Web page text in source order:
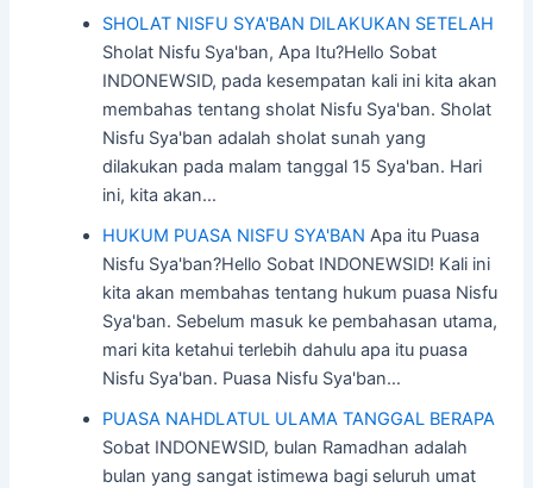
SHOLAT NISFU SYA'BAN DILAKUKAN SETELAH
Sholat Nisfu Sya'ban, Apa Itu?Hello Sobat
INDONEWSID, pada kesempatan kali ini kita akan
membahas tentang sholat Nisfu Sya'ban. Sholat
Nisfu Sya'ban adalah sholat sunah yang
dilakukan pada malam tanggal 15 Sya'ban. Hari
ini, kita akan…
HUKUM PUASA NISFU SYA'BAN Apa itu Puasa
Nisfu Sya'ban?Hello Sobat INDONEWSID! Kali ini
kita akan membahas tentang hukum puasa Nisfu
Sya'ban. Sebelum masuk ke pembahasan utama,
mari kita ketahui terlebih dahulu apa itu puasa
Nisfu Sya'ban. Puasa Nisfu Sya'ban…
PUASA NAHDLATUL ULAMA TANGGAL BERAPA
Sobat INDONEWSID, bulan Ramadhan adalah
bulan yang sangat istimewa bagi seluruh umat